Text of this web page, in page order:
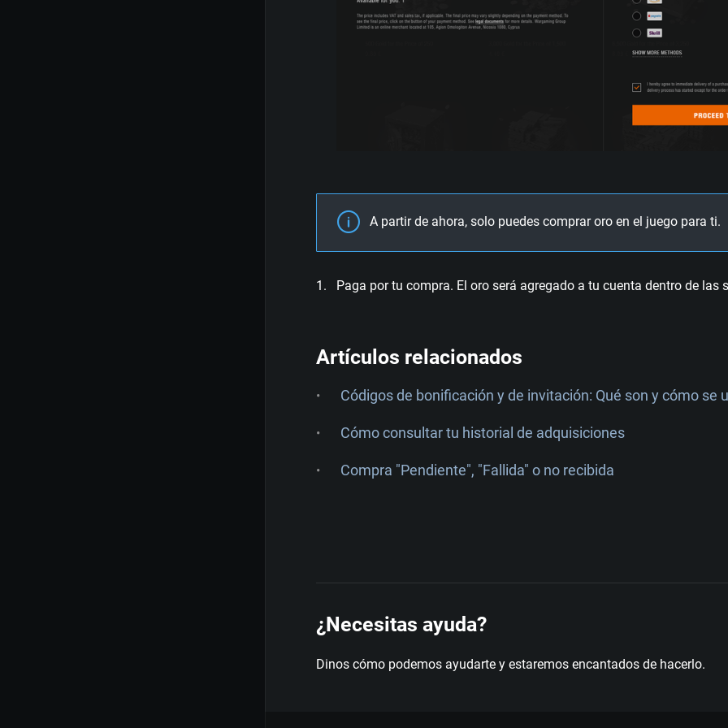
A partir de ahora, solo puedes comprar oro en el juego para ti.
Paga por tu compra. El oro será agregado a tu cuenta dentro de las
Artículos relacionados
Códigos de bonificación y de invitación: Qué son y cómo se
Cómo consultar tu historial de adquisiciones
Compra "Pendiente", "Fallida" o no recibida
¿Necesitas ayuda?
Dinos cómo podemos ayudarte y estaremos encantados de hacerlo.